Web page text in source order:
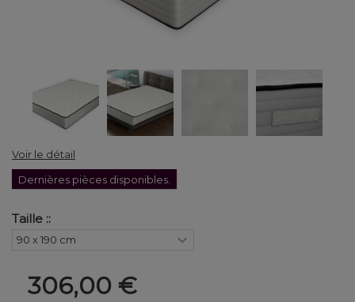
Voir le détail
Dernières pièces disponibles.
Taille ::
306,00 €